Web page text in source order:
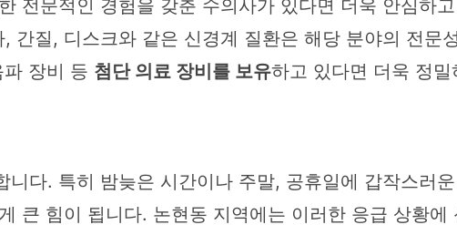
전문적인 경험을 갖춘 수의사가 있다면 더욱 안심하
간질, 디스크와 같은 신경계 질환은 해당 분야의 전문
장비 등 첨단 의료 장비를 보유하고 있다면 더욱 정
다. 특히 밤늦은 시간이나 주말, 공휴일에 갑작스러
큰 힘이 됩니다. 논현동 지역에는 이러한 응급 상황